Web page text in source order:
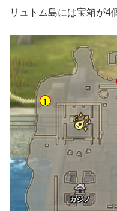
リュトム島には宝箱が4